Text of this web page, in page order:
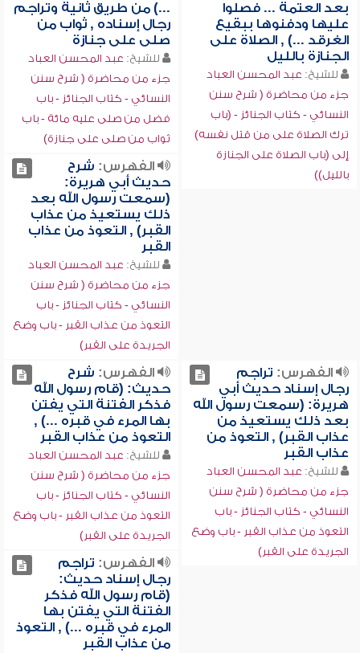
بعد العتمة ... فصلوا
عليها ودفنوها ببقيع
الغرقد ...) , الصلاة على
الجنازة بالليل
للشيخ: عبد المحسن العباد
جزء من محاضرة ( شرح سنن
النسائي - كتاب الجنائز - (باب
ترك الصلاة على من قتل نفسه)
إلى (باب الصلاة على الجنازة
بالليل))
...) من طريق ثانية وتراجم
رجال إسناده , ثواب من
صلى على جنازة
للشيخ: عبد المحسن العباد
جزء من محاضرة ( شرح سنن
النسائي - كتاب الجنائز - باب
فضل من صلى عليه مائة - باب
ثواب من صلى على جنازة)
الفهرس: شرح
حديث أبي هريرة:
(سمعت رسول الله بعد
ذلك يستعيذ من عذاب
القبر) , التعوذ من عذاب
القبر
للشيخ: عبد المحسن العباد
جزء من محاضرة ( شرح سنن
النسائي - كتاب الجنائز - باب
التعوذ من عذاب القبر - باب وضع
الجريدة على القبر)
الفهرس: تراجم
رجال إسناد حديث أبي
هريرة: (سمعت رسول الله
بعد ذلك يستعيذ من
عذاب القبر) , التعوذ من
عذاب القبر
للشيخ: عبد المحسن العباد
جزء من محاضرة ( شرح سنن
النسائي - كتاب الجنائز - باب
التعوذ من عذاب القبر - باب وضع
الجريدة على القبر)
الفهرس: شرح
حديث: (قام رسول الله
فذكر الفتنة التي يفتن
بها المرء في قبره ...) ,
التعوذ من عذاب القبر
للشيخ: عبد المحسن العباد
جزء من محاضرة ( شرح سنن
النسائي - كتاب الجنائز - باب
التعوذ من عذاب القبر - باب وضع
الجريدة على القبر)
الفهرس: تراجم
رجال إسناد حديث:
(قام رسول الله فذكر
الفتنة التي يفتن بها
المرء في قبره ...) , التعوذ
من عذاب القبر